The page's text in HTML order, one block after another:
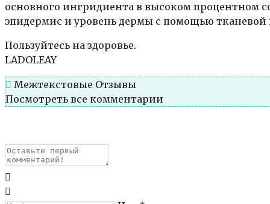
основного ингридиента в высоком процентном
эпидермис и уровень дермы с помощью
Пользуйтесь на здоровье.
LADOLEAY
Межтекстовые Отзывы
Посмотреть все комментарии